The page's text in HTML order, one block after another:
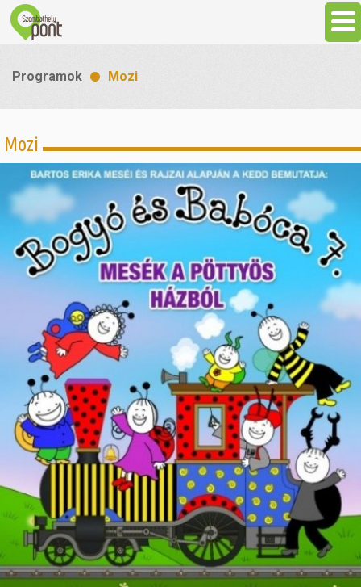
Látnivalók
Gasztronómia
Szállás
Sport
Szabadidő
Hasznos
Programok Mozi
Mozi